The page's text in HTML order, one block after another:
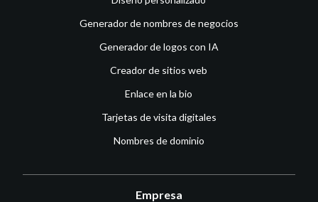
Generador de nombres de negocios
Generador de logos con IA
Creador de sitios web
Enlace en la bio
Tarjetas de visita digitales
Nombres de dominio
Empresa